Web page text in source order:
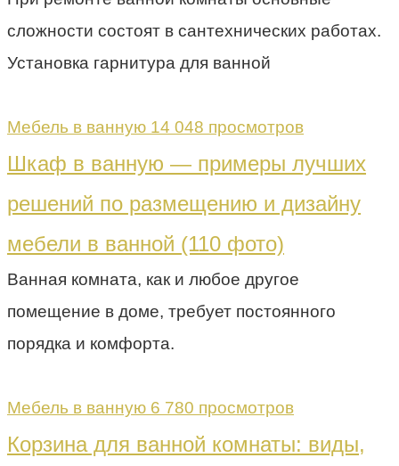
сложности состоят в сантехнических работах.
Установка гарнитура для ванной
Мебель в ванную 14 048 просмотров
Шкаф в ванную — примеры лучших
решений по размещению и дизайну
мебели в ванной (110 фото)
Ванная комната, как и любое другое
помещение в доме, требует постоянного
порядка и комфорта.
Мебель в ванную 6 780 просмотров
Корзина для ванной комнаты: виды,